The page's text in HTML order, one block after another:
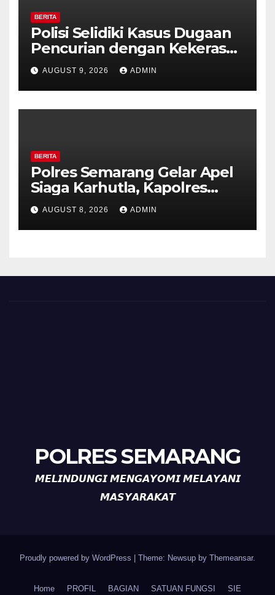
BERITA
Polisi Selidiki Kasus Dugaan
Pencurian dengan Kekerasan
di Counter HP Royal Phone
Ambarawa.
AUGUST 9, 2026 ADMIN
BERITA
Polres Semarang Gelar Apel
Siaga Karhutla, Kapolres
Tekankan Sinergi dan
Kesiapsiagaan Hadapi Musim
Kemarau.
AUGUST 8, 2026 ADMIN
POLRES SEMARANG
𝙈𝙀𝙇𝙄𝙉𝘿𝙐𝙉𝙂𝙄 𝙈𝙀𝙉𝙂𝘼𝙔𝙊𝙈𝙄 𝙈𝙀𝙇𝘼𝙔𝘼𝙉𝙄
𝙈𝘼𝙎𝙔𝘼𝙍𝘼𝙆𝘼𝙏
Proudly powered by WordPress Theme: Newsup by Themeansar.
Home PROFIL BAGIAN SATUAN FUNGSI SIE